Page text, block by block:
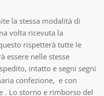
la stessa modalità di
volta ricevuta la
rispetterà tutte le
essere nelle stesse
intatto e segni segni
confezione, e con
. Lo storno e rimborso del